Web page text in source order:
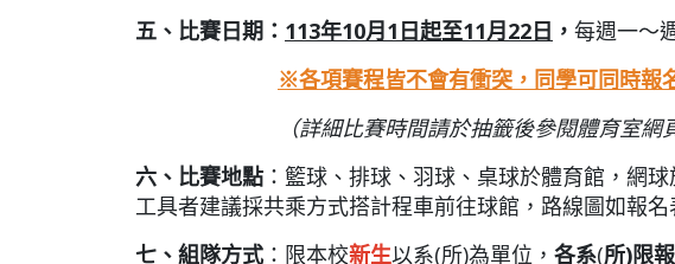
五、比賽日期： 113年10月1 日起至11月22日 ， 每週一～
※各項賽程皆不會有衝突，同學可同時報
（詳細比賽時間請於抽籤後參閱體育室網
六、比賽地點 ：籃球、排球、羽球、桌球於體育館，網
工具者建議採共乘方式搭計程車前往球館，路線圖如報名
七、組隊方式：限本校新生以系(所)為單位， 各系(所)限